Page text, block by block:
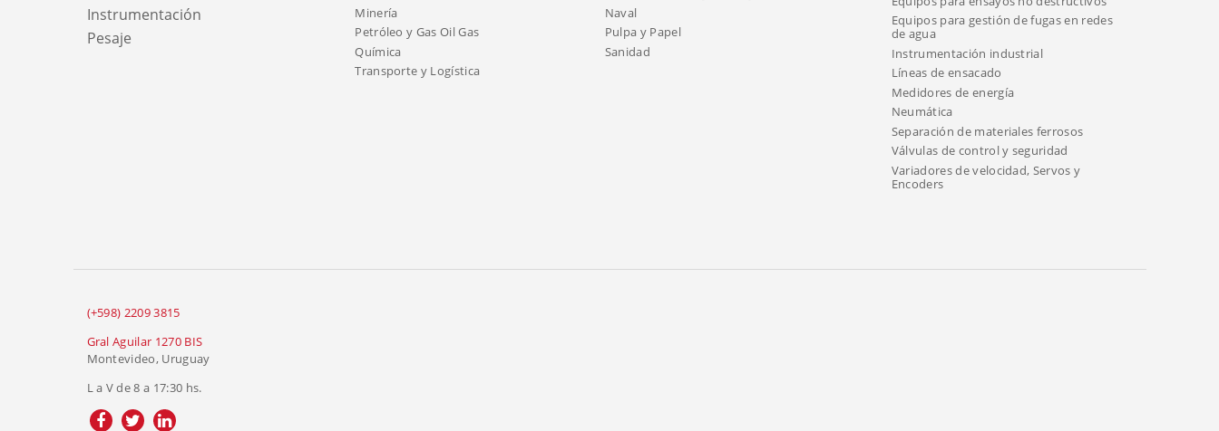
Instrumentación
Pesaje
Minería
Naval
Petróleo y Gas Oil Gas
Pulpa y Papel
Química
Sanidad
Transporte y Logística
Equipos para gestión de fugas en redes
de agua
Instrumentación industrial
Líneas de ensacado
Medidores de energía
Neumática
Separación de materiales ferrosos
Válvulas de control y seguridad
Variadores de velocidad, Servos y
Encoders
(+598) 2209 3815
Gral Aguilar 1270 BIS
Montevideo, Uruguay
L a V de 8 a 17:30 hs.